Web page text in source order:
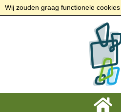
Wij zouden graag functionele